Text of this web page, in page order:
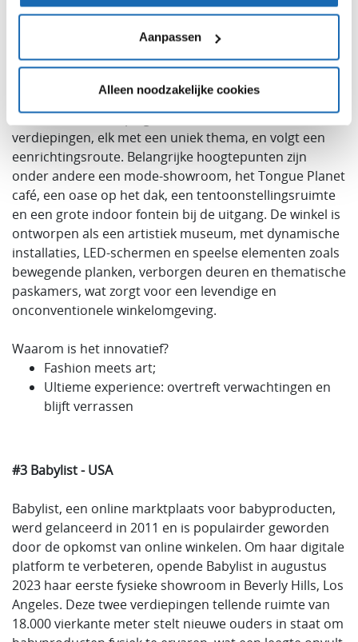
Aanpassen
Alleen noodzakelijke cookies
#2 ADERERROR – Zuid-Korea
De ADER Space 3.0 flagship store in Seoul biedt een
onderscheidende mode en merkidentiteit van
ADERERROR weerspiegelt. De winkel beslaat zes
verdiepingen, elk met een uniek thema, en volgt een
eenrichtingsroute. Belangrijke hoogtepunten zijn
onder andere een mode-showroom, het Tongue Planet
café, een oase op het dak, een tentoonstellingsruimte
en een grote indoor fontein bij de uitgang. De winkel is
ontworpen als een artistiek museum, met dynamische
installaties, LED-schermen en speelse elementen zoals
bewegende planken, verborgen deuren en thematische
paskamers, wat zorgt voor een levendige en
onconventionele winkelomgeving.
Waarom is het innovatief?
Fashion meets art;
Ultieme experience: overtreft verwachtingen en
blijft verrassen
#3 Babylist - USA
Babylist, een online marktplaats voor babyproducten,
werd gelanceerd in 2011 en is populairder geworden
door de opkomst van online winkelen. Om haar digitale
platform te verbeteren, opende Babylist in augustus
2023 haar eerste fysieke showroom in Beverly Hills, Los
Angeles. Deze twee verdiepingen tellende ruimte van
18.000 vierkante meter stelt nieuwe ouders in staat om